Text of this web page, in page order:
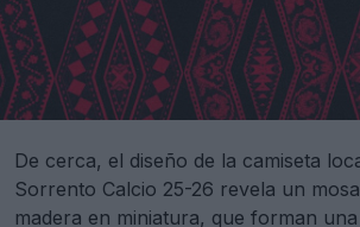
De cerca, el diseño de la camiseta
Sorrento Calcio 25-26 revela un
madera en miniatura, que forman